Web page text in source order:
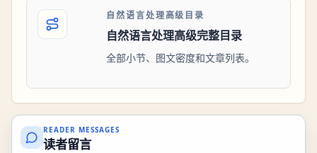
自然语言处理高级目录
自然语言处理高级完整目录
全部小节、图文密度和文章列表。
READER MESSAGES
读者留言